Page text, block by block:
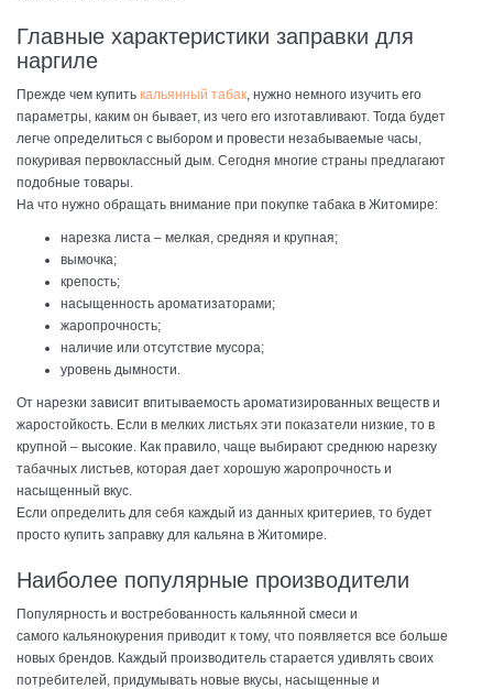
Главные характеристики заправки для
наргиле
Прежде чем купить кальянный табак, нужно немного изучить его
параметры, каким он бывает, из чего его изготавливают. Тогда будет
легче определиться с выбором и провести незабываемые часы,
покуривая первоклассный дым. Сегодня многие страны предлагают
подобные товары.
На что нужно обращать внимание при покупке табака в Житомире:
нарезка листа – мелкая, средняя и крупная;
вымочка;
крепость;
насыщенность ароматизаторами;
жаропрочность;
наличие или отсутствие мусора;
уровень дымности.
От нарезки зависит впитываемость ароматизированных веществ и
жаростойкость. Если в мелких листьях эти показатели низкие, то в
крупной – высокие. Как правило, чаще выбирают среднюю нарезку
табачных листьев, которая дает хорошую жаропрочность и
насыщенный вкус.
Если определить для себя каждый из данных критериев, то будет
просто купить заправку для кальяна в Житомире.
Наиболее популярные производители
Популярность и востребованность кальянной смеси и
самого кальянокурения приводит к тому, что появляется все больше
новых брендов. Каждый производитель старается удивлять своих
потребителей, придумывать новые вкусы, насыщенные и